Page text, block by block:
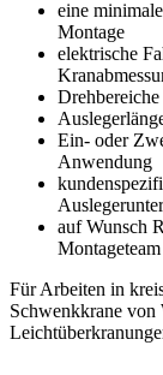
eine
Montage
elektrische
Ein- oder
Anwendung
auf Wunsch
Montageteam
Für Arbeiten in
Schwenkkrane